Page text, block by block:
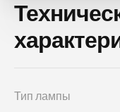
Тип лампы